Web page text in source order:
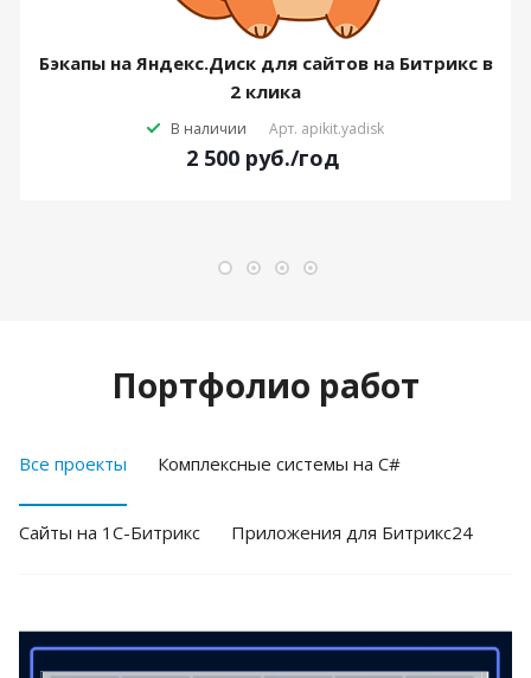
Бэкапы на Яндекс.Диск для сайтов на Битрикс в
2 клика
В наличии Арт. apikit.yadisk
2 500 руб./год
Портфолио работ
Все проекты Комплексные системы на C#
Cайты на 1С-Битрикс Приложения для Битрикс24